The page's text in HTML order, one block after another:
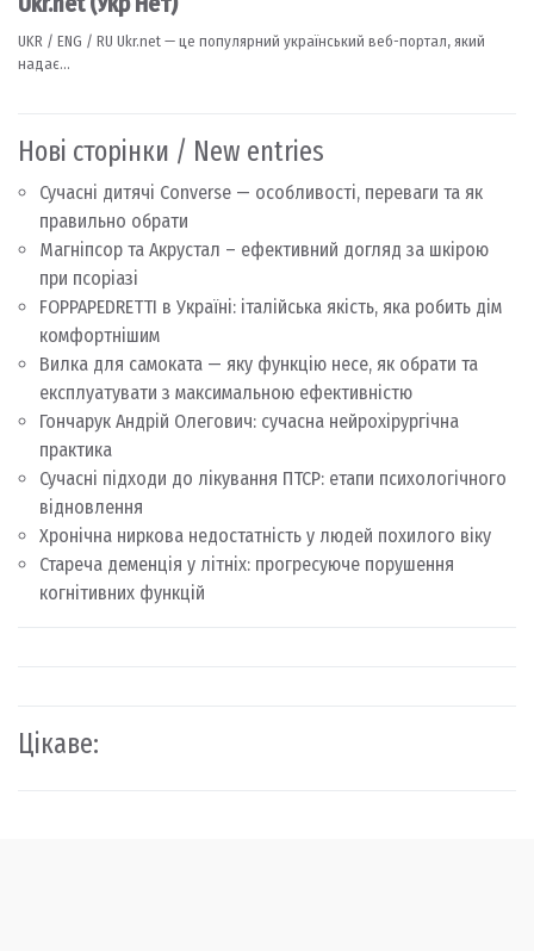
Нові сторінки / New entries
Сучасні дитячі Converse — особливості, переваги та як
правильно обрати
Магніпсор та Акрустал – ефективний догляд за шкірою
при псоріазі
FOPPAPEDRETTI в Україні: італійська якість, яка робить дім
комфортнішим
Вилка для самоката — яку функцію несе, як обрати та
експлуатувати з максимальною ефективністю
Гончарук Андрій Олегович: сучасна нейрохірургічна
практика
Сучасні підходи до лікування ПТСР: етапи психологічного
відновлення
Хронічна ниркова недостатність у людей похилого віку
Стареча деменція у літніх: прогресуюче порушення
когнітивних функцій
Цікаве: